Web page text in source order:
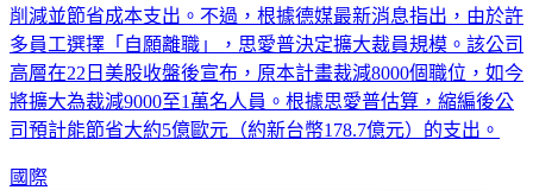
削減並節省成本支出。不過，根據德媒最新消息指出，由於許
多員工選擇「自願離職」，思愛普決定擴大裁員規模。該公司
高層在22日美股收盤後宣布，原本計畫裁減8000個職位，如今
將擴大為裁減9000至1萬名人員。根據思愛普估算，縮編後公
司預計能節省大約5億歐元（約新台幣178.7億元）的支出。
國際